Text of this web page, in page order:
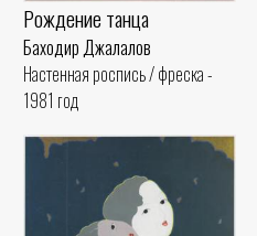
Рождение танца
Баходир Джалалов
Настенная роспись / фреска -
1981 год